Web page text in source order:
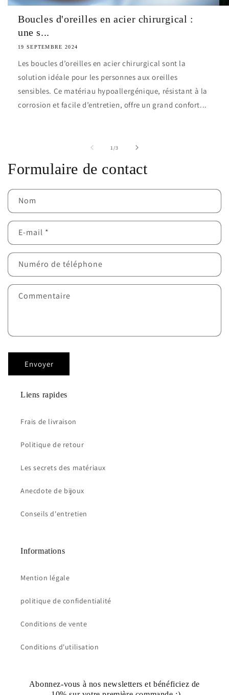
Boucles d'oreilles en acier chirurgical :
une s...
19 SEPTEMBRE 2024
Les boucles d’oreilles en acier chirurgical sont la
solution idéale pour les personnes aux oreilles
sensibles. Ce matériau hypoallergénique, résistant à la
corrosion et facile d’entretien, offre un grand confort...
1/de
3
Formulaire de contact
Nom
E-mail *
Numéro de téléphone
Commentaire
Envoyer
Liens rapides
Frais de livraison
Politique de retour
Les secrets des matériaux
Anecdote de bijoux
Conseils d'entretien
Informations
Mention légale
politique de confidentialité
Conditions de vente
Conditions d'utilisation
Abonnez-vous à nos newsletters et bénéficiez de